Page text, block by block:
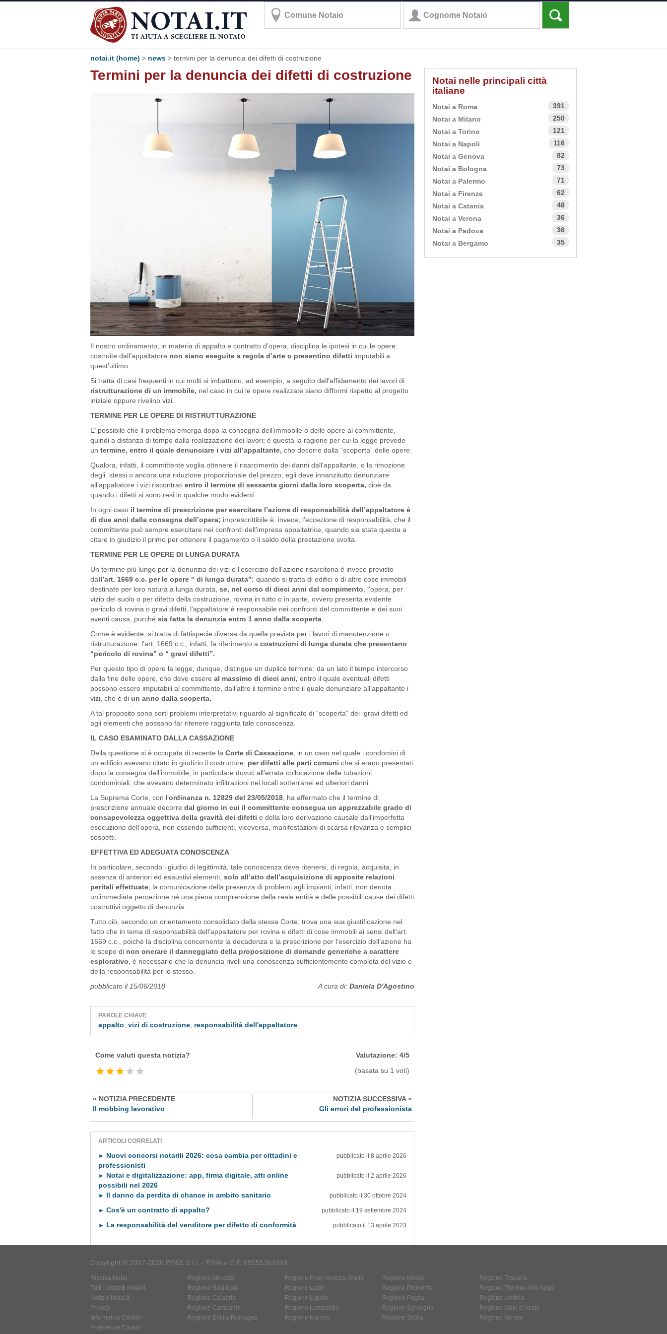
notai.it (home) > news > termini per la denuncia dei difetti di costruzione
Termini per la denuncia dei difetti di costruzione
Il nostro ordinamento, in materia di appalto e contratto d’opera, disciplina le ipotesi in cui le opere
costruite dall’appaltatore non siano eseguite a regola d’arte o presentino difetti imputabili a
quest’ultimo.
Si tratta di casi frequenti in cui molti si imbattono, ad esempio, a seguito dell’affidamento dei lavori di
ristrutturazione di un immobile, nel caso in cui le opere realizzate siano difformi rispetto al progetto
iniziale oppure rivelino vizi.
TERMINE PER LE OPERE DI RISTRUTTURAZIONE
E’ possibile che il problema emerga dopo la consegna dell’immobile o delle opere al committente,
quindi a distanza di tempo dalla realizzazione dei lavori; è questa la ragione per cui la legge prevede
un termine, entro il quale denunciare i vizi all’appaltante, che decorre dalla “scoperta” delle opere.
Qualora, infatti, il committente voglia ottenere il risarcimento dei danni dall’appaltante, o la rimozione
degli stessi o ancora una riduzione proporzionale del prezzo, egli deve innanzitutto denunziare
all’appaltatore i vizi riscontrati entro il termine di sessanta giorni dalla loro scoperta, cioè da
quando i difetti si sono resi in qualche modo evidenti.
In ogni caso il termine di prescrizione per esercitare l’azione di responsabilità dell’appaltatore è
di due anni dalla consegna dell’opera; imprescrittibile è, invece, l’eccezione di responsabilità, che il
committente può sempre esercitare nei confronti dell’impresa appaltatrice, quando sia stata questa a
citare in giudizio il primo per ottenere il pagamento o il saldo della prestazione svolta.
TERMINE PER LE OPERE DI LUNGA DURATA
Un termine più lungo per la denunzia dei vizi e l’esercizio dell’azione risarcitoria è invece previsto
dall’art. 1669 c.c. per le opere “ di lunga durata”: quando si tratta di edifici o di altre cose immobili
destinate per loro natura a lunga durata, se, nel corso di dieci anni dal compimento , l'opera, per
vizio del suolo o per difetto della costruzione, rovina in tutto o in parte, ovvero presenta evidente
pericolo di rovina o gravi difetti, l'appaltatore è responsabile nei confronti del committente e dei suoi
aventi causa, purché sia fatta la denunzia entro 1 anno dalla scoperta
Come è evidente, si tratta di fattispecie diversa da quella prevista per i lavori di manutenzione o
ristrutturazione: l’art. 1669 c.c., infatti, fa riferimento a costruzioni di lunga durata che presentano
“pericolo di rovina” o “ gravi difetti”.
Per questo tipo di opere la legge, dunque, distingue un duplice termine: da un lato il tempo intercorso
dalla fine delle opere, che deve essere al massimo di dieci anni, entro il quale eventuali difetti
possono essere imputabili al committente, dall’altro il termine entro il quale denunziare all’appaltante i
vizi, che è di un anno dalla scoperta.
A tal proposito sono sorti problemi interpretativi riguardo al significato di “scoperta” dei gravi difetti ed
agli elementi che possano far ritenere raggiunta tale conoscenza.
IL CASO ESAMINATO DALLA CASSAZIONE
Della questione si è occupata di recente la Corte di Cassazione , in un caso nel quale i condomini di
un edificio avevano citato in giudizio il costruttore,
per difetti alle parti comuni che si erano presentati
dopo la consegna dell’immobile, in particolare dovuti all’errata collocazione delle tubazioni
condominiali, che avevano determinato infiltrazioni nei locali sotterranei ed ulteriori danni.
La Suprema Corte, con l’ordinanza n. 12829 del 23/05/2018 , ha affermato che il termine di
prescrizione annuale decorre dal giorno in cui il committente consegua un apprezzabile grado di
consapevolezza oggettiva della gravità dei difetti e della loro derivazione causale dall’imperfetta
esecuzione dell’opera, non essendo sufficienti, viceversa, manifestazioni di scarsa rilevanza e semplici
sospetti.
EFFETTIVA ED ADEGUATA CONOSCENZA
In particolare, secondo i giudici di legittimità, tale conoscenza deve ritenersi, di regola, acquisita, in
assenza di anteriori ed esaustivi elementi, solo all’atto dell’acquisizione di apposite relazioni
peritali effettuate; la comunicazione della presenza di problemi agli impianti, infatti, non denota
un’immediata percezione né una piena comprensione della reale entità e delle possibili cause dei difetti
costruttivi oggetto di denunzia.
Tutto ciò, secondo un orientamento consolidato della stessa Corte, trova una sua giustificazione nel
fatto che in tema di responsabilità dell’appaltatore per rovina e difetti di cose immobili ai sensi dell’art.
1669 c.c., poiché la disciplina concernente la decadenza e la prescrizione per l’esercizio dell’azione ha
lo scopo di non onerare il danneggiato della proposizione di domande generiche a carattere
esplorativo , è necessario che la denuncia riveli una conoscenza sufficientemente completa del vizio e
della responsabilità per lo stesso.
pubblicato il 15/06/2018
A cura di:Daniela D'Agostino
PAROLE CHIAVE
appalto vizi di costruzione responsabilità dell'appaltatore
Come valuti questa notizia? Valutazione: 4/5
(basata su 1 voti)
« NOTIZIA PRECEDENTE
Il mobbing lavorativo
NOTIZIA SUCCESSIVA »
Gli errori del professionista
ARTICOLI CORRELATI
► Nuovi concorsi notarili 2026: cosa cambia per cittadini e
professionisti
pubblicato il 8 aprile 2026
► Notai e digitalizzazione: app, firma digitale, atti online
possibili nel 2026
pubblicato il 2 aprile 2026
► Il danno da perdita di chance in ambito sanitario pubblicato il 30 ottobre 2024
► Cos'è un contratto di appalto? pubblicato il 19 settembre 2024
► La responsabilità del venditore per difetto di conformità pubblicato il 13 aprile 2023
Notai nelle principali città
italiane
Notai a Roma
391
Notai a Milano
250
Notai a Torino
121
Notai a Napoli
116
Notai a Genova
82
Notai a Bologna
73
Notai a Palermo
71
Notai a Firenze
62
Notai a Catania
48
Notai a Verona
36
Notai a Padova
36
Notai a Bergamo
35
Copyright © 2007-2026 PP&E S.r.l. - P.IVA e C.F. 05055360969
Ricerca Notai
Tutti i distretti notarili
Notizie Notai.it
Privacy
Informativa Cookie
Preferenze Cookie
Regione Abruzzo
Regione Basilicata
Regione Calabria
Regione Campania
Regione Emilia Romagna
Regione Friuli Venezia Giulia
Regione Lazio
Regione Liguria
Regione Lombardia
Regione Marche
Regione Molise
Regione Piemonte
Regione Puglia
Regione Sardegna
Regione Sicilia
Regione Toscana
Regione Trentino Alto Adige
Regione Umbria
Regione Valle d’Aosta
Regione Veneto